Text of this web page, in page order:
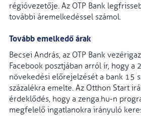
régióvezetője. Az OTP Bank
további áremelkedéssel számol.
Tovább emelkedő árak
Becsei András, az OTP Bank
Facebook posztjában arról ír, hogy a
növekedési előrejelzését a bank 15
százalékra emelte. Az Otthon Start
érdeklődés, hogy a zenga.hu-n
megfelelő ingatlanokra irányuló